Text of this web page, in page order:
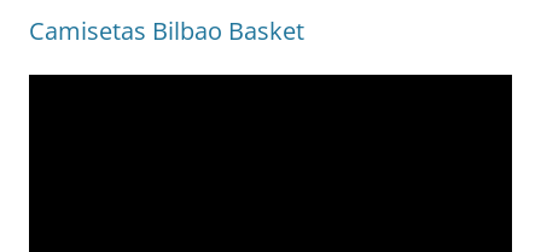
Camisetas Bilbao Basket